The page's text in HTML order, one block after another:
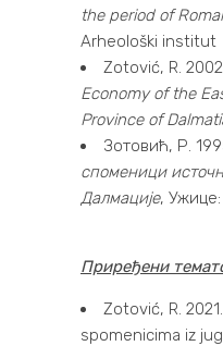
the period of
Arheološki institut
Zotović, R.
Economy of the
Province of
Зотовић, Р.
споменици
Далмације,
Приређени
Zotović, R.
spomenicima iz